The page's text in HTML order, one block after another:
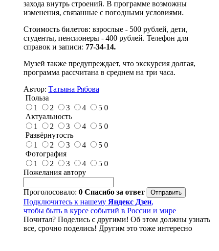
захода внутрь строений. В программе возможны
изменения, связанные с погодными условиями.
Стоимость билетов: взрослые - 500 рублей, дети,
студенты, пенсионеры - 400 рублей. Телефон для
справок и записи: 77-34-14.
Музей также предупреждает, что экскурсия долгая,
программа рассчитана в среднем на три часа.
Автор: Татьяна Рябова
Польза
1
2 3 4 5 0
Актуальность
1
2 3 4 5 0
Развёрнутость
1
2 3 4 5 0
Фотография
1
2 3 4 5 0
Пожелания автору
Проголосовало: 0 Спасибо за ответ
Подключитесь к нашему Яндекс Дзен,
чтобы быть в курсе событий в России и мире
Почитал? Поделись с другими! Об этом должны узнать
все, срочно поделись! Другим это тоже интересно